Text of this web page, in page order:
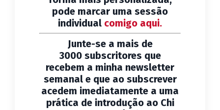
pode marcar uma sessão
individual comigo aqui.
Junte-se a mais de
3000 subscritores que
recebem a minha newsletter
semanal e que ao subscrever
acedem imediatamente a uma
prática de introdução ao Chi